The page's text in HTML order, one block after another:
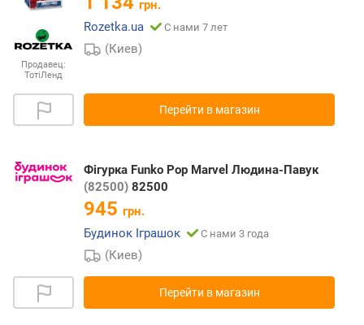
Продавец:
ТотіЛенд
грн.
Rozetka.ua
С нами 7 лет
(Киев)
Перейти в магазин
Фігурка Funko Pop Marvel Людина-Павук
(82500) 82500
945 грн.
Будинок Іграшок
С нами 3 года
(Киев)
Перейти в магазин